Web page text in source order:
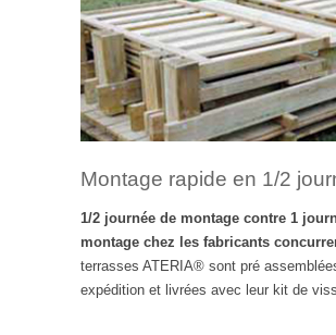
Montage rapide en 1/2
1/2 journée de montage contre 1
montage chez les fabricants
terrasses ATERIA® sont pré
expédition et livrées avec leur kit de